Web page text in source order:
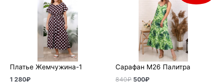
Платье Жемчужина-1
1 280₽
Сарафан М26 Палитра
840₽
составляла
500₽
500₽.